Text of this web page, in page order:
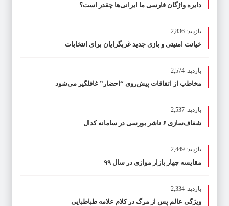
دایره واژگان فارسی ما ایرانی‌ها چقدر است؟
بازدید: 2,836
خیانت امنیتی و بازی جدید غربگرایان برای انتخابات
بازدید: 2,574
مخاطب از اتفاقات پیش‌روی “احضار” غافلگیر می‌شود
بازدید: 2,537
شفاف‌سازی ۶ ناشر بورسی در سامانه کدال
بازدید: 2,449
مقایسه چهار بازار موازی در سال ۹۹
بازدید: 2,334
ویژگی عالم پس از مرگ در کلام علامه طباطبایی